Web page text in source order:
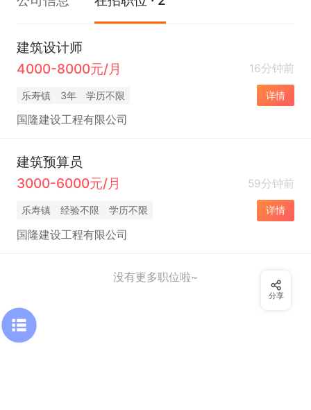
建筑设计师
4000-8000元/月
16分钟前
乐寿镇 3年 学历不限 详情
国隆建设工程有限公司
建筑预算员
3000-6000元/月
59分钟前
乐寿镇 经验不限 学历不限 详情
国隆建设工程有限公司
没有更多职位啦~
分享